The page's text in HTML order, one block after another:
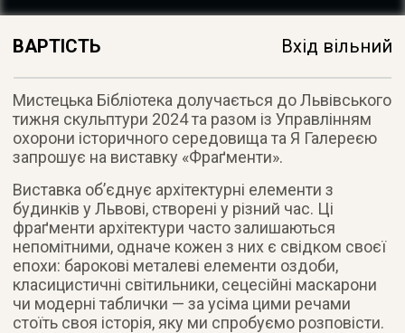
ВАРТІСТЬ Вхід вільний
Мистецька Бібліотека долучається до Львівського
тижня скульптури 2024 та разом із Управлінням
охорони історичного середовища та Я Галереєю
запрошує на виставку «Фраґменти».
Виставка об’єднує архітектурні елементи з
будинків у Львові, створені у різний час. Ці
фраґменти архітектури часто залишаються
непомітними, одначе кожен з них є свідком своєї
епохи: барокові металеві елементи оздоби,
класицистичні світильники, сецесійні маскарони
чи модерні таблички — за усіма цими речами
стоїть своя історія, яку ми спробуємо розповісти.